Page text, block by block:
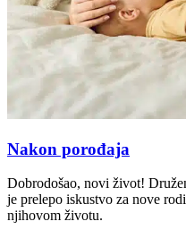
Nakon porođaja
Dobrodošao, novi život!
je prelepo iskustvo za nove
njihovom životu.